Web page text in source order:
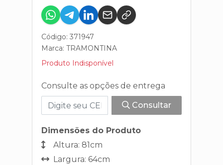
Código: 371947
Marca: TRAMONTINA
Produto Indisponível
Consulte as opções de entrega
Consultar
Dimensões do Produto
Altura: 81cm
Largura: 64cm